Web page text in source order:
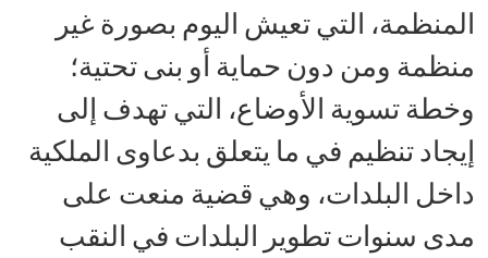
المنظمة، التي تعيش اليوم بصورة غير
منظمة ومن دون حماية أو بنى تحتية؛
وخطة تسوية الأوضاع، التي تهدف إلى
إيجاد تنظيم في ما يتعلق بدعاوى الملكية
داخل البلدات، وهي قضية منعت على
مدى سنوات تطوير البلدات في النقب